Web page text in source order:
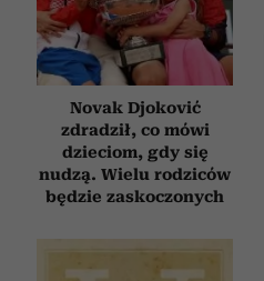
Novak Djoković
zdradził, co mówi
dzieciom, gdy się
nudzą. Wielu rodziców
będzie zaskoczonych